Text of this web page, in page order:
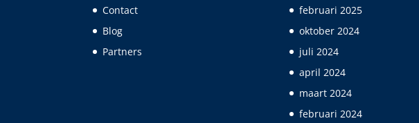
Contact
Blog
Partners
februari 2025
oktober 2024
juli 2024
april 2024
maart 2024
februari 2024